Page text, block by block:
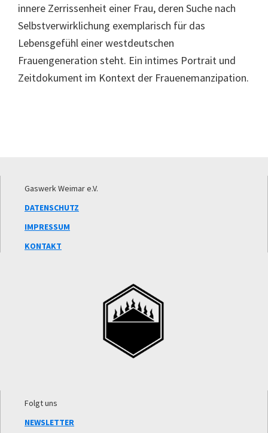
innere Zerrissenheit einer Frau, deren Suche nach
Selbstverwirklichung exemplarisch für das
Lebensgefühl einer westdeutschen
Frauengeneration steht. Ein intimes Portrait und
Zeitdokument im Kontext der Frauenemanzipation.
FooterGaswerk Weimar e.V.
DATENSCHUTZ
IMPRESSUM
KONTAKT
Folgt uns
NEWSLETTER